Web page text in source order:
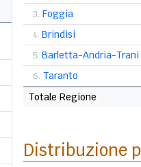
3. Foggia
4. Brindisi
5. Barletta-Andria-Trani
6. Taranto
Totale Regione
Distribuzione